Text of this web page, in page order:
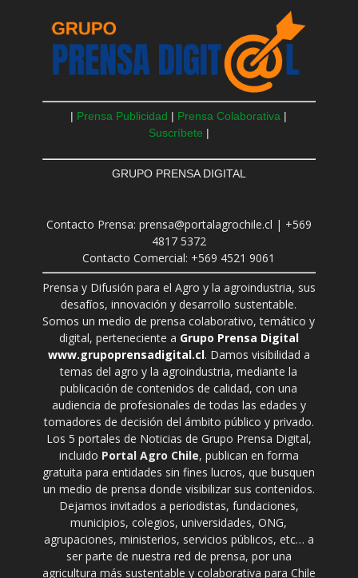
| Prensa Publicidad | Prensa Colaborativa |
Suscríbete |
GRUPO PRENSA DIGITAL
Contacto Prensa: prensa@portalagrochile.cl | +569
4817 5372
Contacto Comercial: +569 4521 9061
Prensa y Difusión para el Agro y la agroindustria, sus
desafíos, innovación y desarrollo sustentable.
Somos un medio de prensa colaborativo, temático y
digital, perteneciente a Grupo Prensa Digital
www.grupoprensadigital.cl. Damos visibilidad a
temas del agro y la agroindustria, mediante la
publicación de contenidos de calidad, con una
audiencia de profesionales de todas las edades y
tomadores de decisión del ámbito público y privado.
Los 5 portales de Noticias de Grupo Prensa Digital,
incluido Portal Agro Chile, publican en forma
gratuita para entidades sin fines lucros, que busquen
un medio de prensa donde visibilizar sus contenidos.
Dejamos invitados a periodistas, fundaciones,
municipios, colegios, universidades, ONG,
agrupaciones, ministerios, servicios públicos, etc… a
ser parte de nuestra red de prensa, por una
agricultura más sustentable y colaborativa para Chile